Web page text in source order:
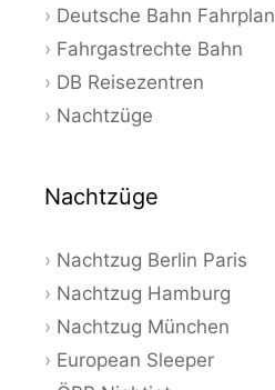
Deutsche Bahn Fahrplan
Fahrgastrechte Bahn
DB Reisezentren
Nachtzüge
Nachtzüge
Nachtzug Berlin Paris
Nachtzug Hamburg
Nachtzug München
European Sleeper